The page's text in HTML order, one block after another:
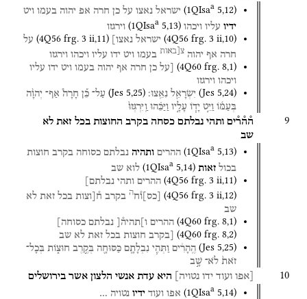
(1QIsaa 5,12) ישראל נאצו על כן חרה אפ יהוה בעמו ויט
ידיו עליו ויכהו (1QIsaa 5,13) וירגזו
(4Q56 frg. 3 ii,10) ישראל נאצו] (4Q56 frg. 3 ii,11)
על
חרה אף יהוה צ[באות בעמו ויט ידו עליו ויכהו וירגזו
(4Q60 frg. 8,1) [על כן חרה אף יהוה בעמו ויט ידו עליו
ויכהו וירגזו
(Jes 5,24) יִשְׂרָאֵ֖ל נִאֵֽצוּ׃ (Jes 5,25) עַל־ כֵּ֡ן חָרָה֩ אַף־ יְהוָ֨ה
בְּעַמּ֜וֹ וַיֵּ֣ט יָד֧וֹ עָלָ֣יו וַיַּכֵּ֗הוּ וַֽיִּרְגְּזוּ֙
9 ה֯ה֯ר֯ים ותהי נבלתם כסחה בקרב החוצות בכל זאת לא
שב
(1QIsaa 5,13) ההרים ותהיה נבלתם כסוחה בקרב חוצות
בכול זאות (1QIsaa 5,14) לוא שב
(4Q56 frg. 3 ii,11) ההרים ותהי נבלתם]
(4Q56 frg. 3 ii,12) כס ו֯חה בקרב ח֯[וצות בכל זאת לא
שב
(4Q60 frg. 8,1) ההרים ו]תהיה֯[ נבלתם כסוחה]
(4Q60 frg. 8,2) [בקרב חוצות בכל זאת לא שב
(Jes 5,25) הֶֽהָרִ֔ים וַתְּהִ֧י נִבְלָתָ֛ם כַּסּוּחָ֖ה בְּקֶ֣רֶב חוּצ֑וֹת בְּכָל־
זֹאת֙ לֹא־ שָׁ֣ב
10 [אפו ועוד ידו נטויה] היא עדת אנשי הלצון אשר בירושלים
(1QIsaa 5,14) אפו ועוד ידיו נטויה …